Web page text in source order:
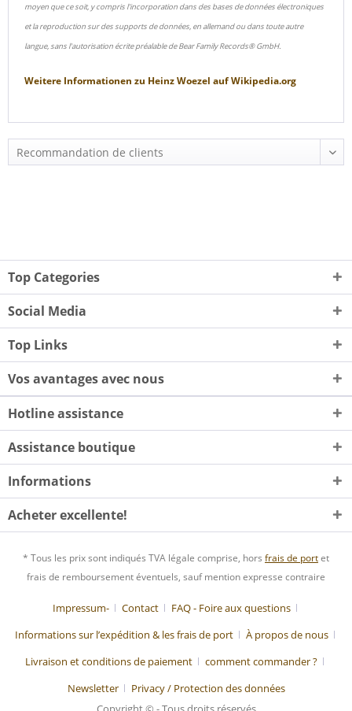
moyen que ce soit, y compris l'incorporation dans des bases de données électroniques
et la reproduction sur des supports de données, en allemand ou dans toute autre
langue, sans l'autorisation écrite préalable de Bear Family Records® GmbH.
Weitere Informationen zu Heinz Woezel aufWikipedia.org
Top Categories
Social Media
Top Links
Vos avantages avec nous
Hotline assistance
Assistance boutique
Informations
Acheter excellente!
* Tous les prix sont indiqués TVA légale comprise, hors frais de portet
frais de remboursement éventuels, sauf mention expresse contraire
Impressum- Contact
FAQ - Foire aux questions
Informations sur l’expédition & les frais de port
À propos de nous
Livraison et conditions de paiement
comment commander ?
Newsletter
Privacy / Protection des données